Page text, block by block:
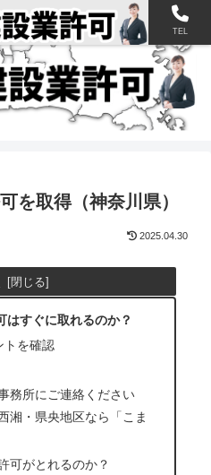
得を支援【新規・更新・経審】
を取得（神奈川県）
2025.04.30
はすぐに取れるのか？
トを確認
務所にご連絡ください
湘・県央地区なら「こま
可がとれるのか？
TEL